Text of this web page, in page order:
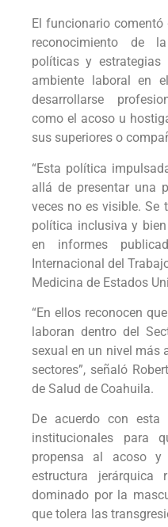
El funcionario
reconocimiento de
políticas y
ambiente laboral en
desarrollarse
como el acoso u
sus superiores o
“Esta política
allá de presentar una
veces no es visible. Se
política inclusiva y
en informes
Internacional del
Medicina de Estados
“En ellos reconocen
laboran dentro del
sexual en un nivel más
sectores”, señaló
de Salud de Coahuila.
De acuerdo con
institucionales para
propensa al acoso y
estructura jerárquica
dominado por la
que tolera las